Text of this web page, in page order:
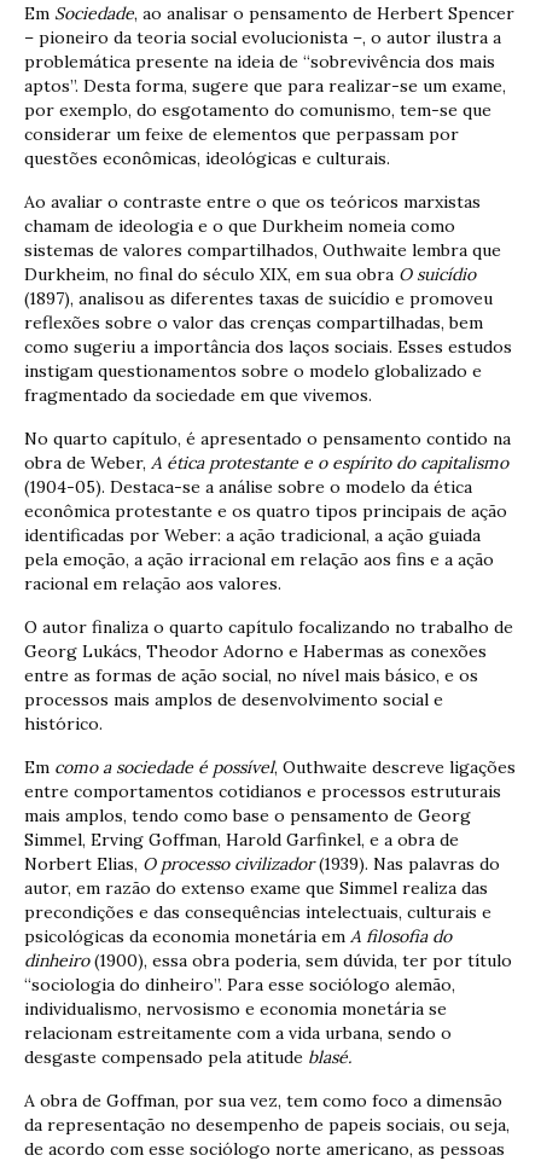
Em Sociedade, ao analisar o pensamento de Herbert Spencer
– pioneiro da teoria social evolucionista –, o autor ilustra a
problemática presente na ideia de “sobrevivência dos mais
aptos”. Desta forma, sugere que para realizar-se um exame,
por exemplo, do esgotamento do comunismo, tem-se que
considerar um feixe de elementos que perpassam por
questões econômicas, ideológicas e culturais.
Ao avaliar o contraste entre o que os teóricos marxistas
chamam de ideologia e o que Durkheim nomeia como
sistemas de valores compartilhados, Outhwaite lembra que
Durkheim, no final do século XIX, em sua obra O suicídio
(1897), analisou as diferentes taxas de suicídio e promoveu
reflexões sobre o valor das crenças compartilhadas, bem
como sugeriu a importância dos laços sociais. Esses estudos
instigam questionamentos sobre o modelo globalizado e
fragmentado da sociedade em que vivemos.
No quarto capítulo, é apresentado o pensamento contido na
obra de Weber, A ética protestante e o espírito do capitalismo
(1904-05). Destaca-se a análise sobre o modelo da ética
econômica protestante e os quatro tipos principais de ação
identificadas por Weber: a ação tradicional, a ação guiada
pela emoção, a ação irracional em relação aos fins e a ação
racional em relação aos valores.
O autor finaliza o quarto capítulo focalizando no trabalho de
Georg Lukács, Theodor Adorno e Habermas as conexões
entre as formas de ação social, no nível mais básico, e os
processos mais amplos de desenvolvimento social e
histórico.
Em como a sociedade é possível, Outhwaite descreve ligações
entre comportamentos cotidianos e processos estruturais
mais amplos, tendo como base o pensamento de Georg
Simmel, Erving Goffman, Harold Garfinkel, e a obra de
Norbert Elias, O processo civilizador(1939). Nas palavras do
autor, em razão do extenso exame que Simmel realiza das
precondições e das consequências intelectuais, culturais e
psicológicas da economia monetária em A filosofia do
dinheiro(1900), essa obra poderia, sem dúvida, ter por título
“sociologia do dinheiro”. Para esse sociólogo alemão,
individualismo, nervosismo e economia monetária se
relacionam estreitamente com a vida urbana, sendo o
desgaste compensado pela atitude blasé.
A obra de Goffman, por sua vez, tem como foco a dimensão
da representação no desempenho de papeis sociais, ou seja,
de acordo com esse sociólogo norte americano, as pessoas